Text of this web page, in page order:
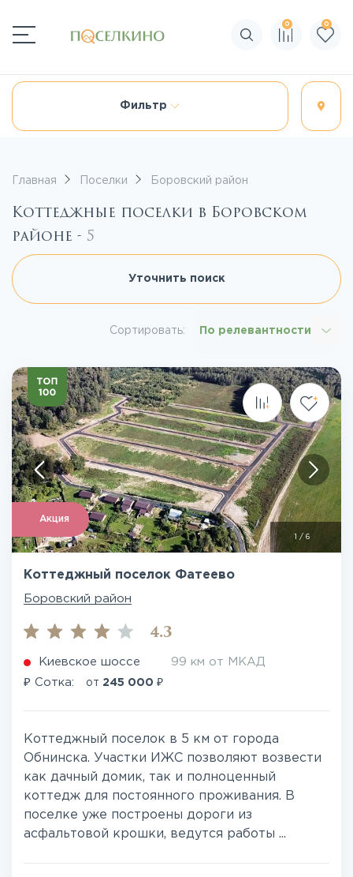
Поиск по сайту
0 0
Фильтр
Главная Поселки Боровский район
Коттеджные поселки в Боровском
районе - 5
Уточнить поиск
Сортировать: По релевантности
Акция
/ 6
Коттеджный поселок Фатеево
Боровский район
4.3
Киевское шоссе 99 км от МКАД
₽ Сотка: от 245 000 ₽
Коттеджный поселок в 5 км от города
Обнинска. Участки ИЖС позволяют возвести
как дачный домик, так и полноценный
коттедж для постоянного проживания. В
поселке уже построены дороги из
асфальтовой крошки, ведутся работы ...